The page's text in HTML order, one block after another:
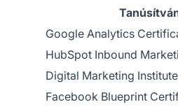
Google Analytics
HubSpot Inbound
Digital Marketing
Facebook Blueprint